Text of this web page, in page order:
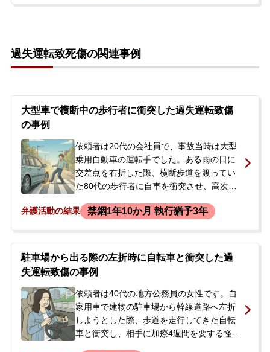
の対応について当事務所に相談しました。
過失運転致死傷の関連事例
大型車で横断中の歩行者に衝突した過失運転致傷
の事例
依頼者は20代の会社員で、事故当時は大型
乗用自動車の運転手でした。ある雨の日に
交差点を右折した際、横断歩道を渡ってい
た80代の歩行者に自車を衝突させ、高次脳
負わせました。事故後、依頼者は会社を退
ました。また、免許停止180日の行政処分
も受けていました。事故から約2年後、過失
運転致傷罪で在宅起訴され、自宅に起訴状
が届きました。将来、公務員になることを
目指しており、禁錮以上の実刑判決を受け
ると資格を失うため、執行猶予付き判決の
獲得を強く望み、弊所に相談されました。
弁護活動の結果 禁錮1年10か月 執行猶予3年
駐車場から出る際の左折時に自転車と衝突した過
失運転致傷の事例
依頼者は40代の地方公務員の女性です。自
家用車で建物の駐車場から幹線道路へ左折
しようとした際、歩道を走行してきた自転
車と衝突し、相手に加療4週間を要する怪我